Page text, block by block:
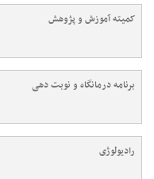
کمیته آموزش و پژوهش
برنامه درمانگاه و نوبت دهی
رادیولوژی